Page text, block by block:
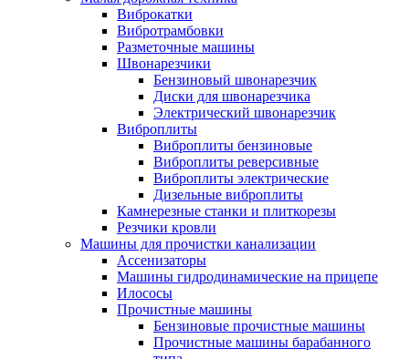
Виброкатки
Вибротрамбовки
Разметочные машины
Швонарезчики
Бензиновый швонарезчик
Диски для швонарезчика
Электрический швонарезчик
Виброплиты
Виброплиты бензиновые
Виброплиты реверсивные
Виброплиты электрические
Дизельные виброплиты
Камнерезные станки и плиткорезы
Резчики кровли
Машины для прочистки канализации
Ассенизаторы
Машины гидродинамические на прицепе
Илососы
Прочистные машины
Бензиновые прочистные машины
Прочистные машины барабанного